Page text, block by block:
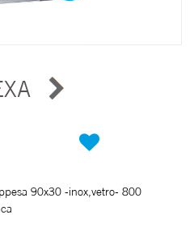
90x30 -inox,vetro- 800